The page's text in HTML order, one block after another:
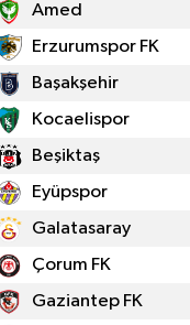
Amed
Erzurumspor FK
Başakşehir
Kocaelispor
Beşiktaş
Eyüpspor
Galatasaray
Çorum FK
Gaziantep FK